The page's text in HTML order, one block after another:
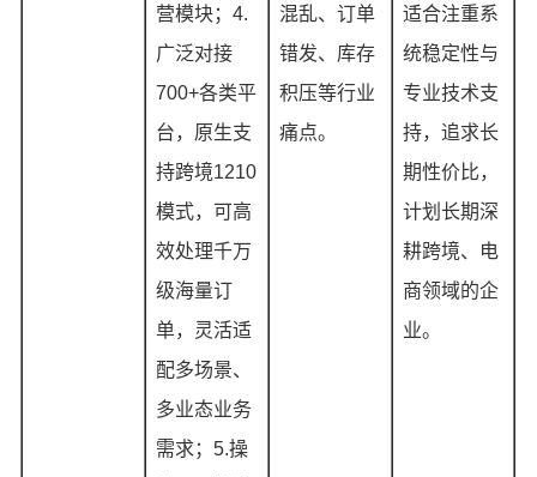
营模块；4.
广泛对接
700+各类平
台，原生支
持跨境1210
模式，可高
效处理千万
级海量订
单，灵活适
配多场景、
多业态业务
需求；5.操
混乱、订单
错发、库存
积压等行业
痛点。
适合注重系
统稳定性与
专业技术支
持，追求长
期性价比，
计划长期深
耕跨境、电
商领域的企
业。